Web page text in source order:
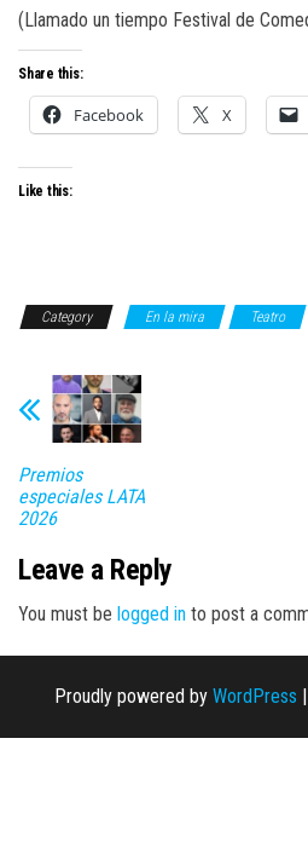
(Llamado un tiempo Festival de
Share this:
Facebook X
Like this:
Category En la mira Teatro
Premios
especiales LATA
2026
Leave a Reply
You must be logged in to post a
Proudly powered by WordPress |